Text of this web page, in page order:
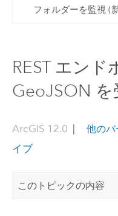
フォルダーを監視 (
REST エンド
GeoJSON を
ArcGIS 12.0 他のバ
イブ
このトピックの内容